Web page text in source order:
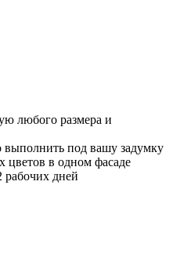
любого размера и
выполнить под вашу задумку
цветов в одном фасаде
рабочих дней